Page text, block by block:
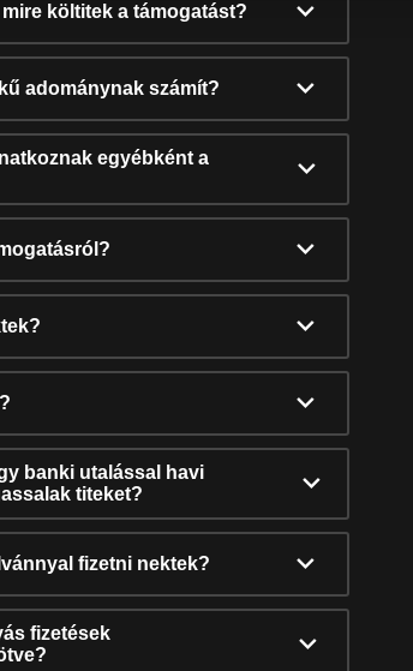
költitek a támogatást?
adománynak számít?
egyébként a
banki utalással havi
titeket?
fizetni nektek?
fizetések